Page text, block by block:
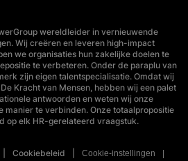
wereldleider in vernieuwende
Wij creëren en leveren high-impact
we organisaties hun zakelijke doelen te
te verbeteren. Onder de paraplu van
zijn eigen talentspecialisatie. Omdat wij
Kracht van Mensen, hebben wij een palet
antwoorden en weten wij onze
manier te verbinden. Onze totaalpropositie
op elk HR-gerelateerd vraagstuk.
Cookiebeleid Cookie-instellingen